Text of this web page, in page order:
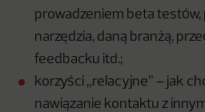
prowadzeniem beta
narzędzia, daną branżą,
feedbacku itd.;
korzyści „relacyjne” – jak
nawiązanie kontaktu z